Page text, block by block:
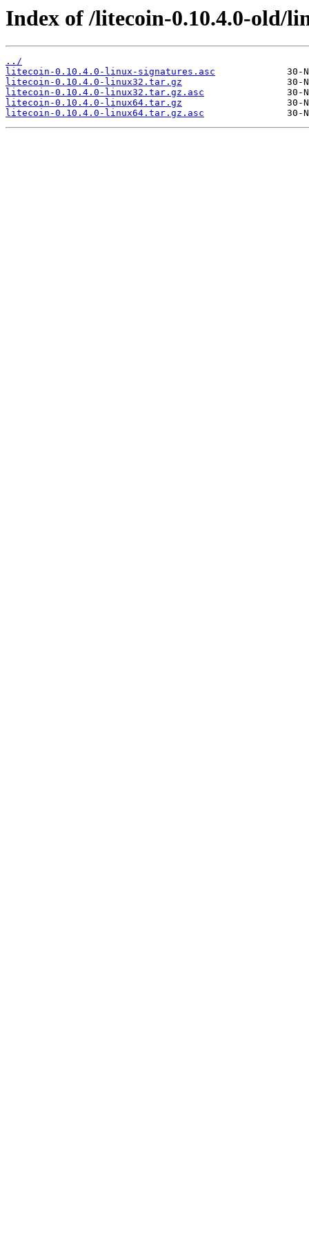
Index of /litecoin-0.10.4.0-old/
../
litecoin-0.10.4.0-linux-signatures.asc
litecoin-0.10.4.0-linux32.tar.gz
litecoin-0.10.4.0-linux32.tar.gz.asc
litecoin-0.10.4.0-linux64.tar.gz
litecoin-0.10.4.0-linux64.tar.gz.asc